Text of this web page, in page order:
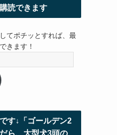
読できます
てポチッとすれば、最
きます！
す↓「ゴールデン2
ら、大型犬3頭の